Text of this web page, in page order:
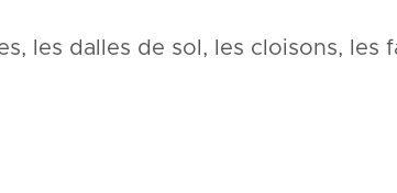
les dalles de sol, les cloisons, les